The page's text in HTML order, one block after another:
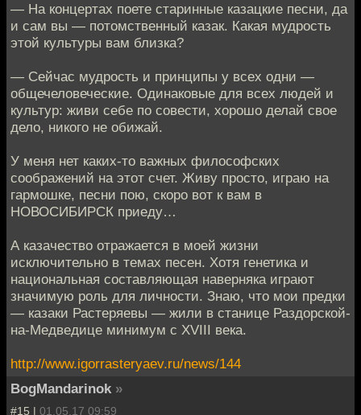
— На концертах поете старинные казацкие песни, да
и сам вы — потомственный казак. Какая мудрость
этой культуры вам близка?
— Сейчас мудрость и принципы у всех одни —
общечеловеческие. Одинаковые для всех людей и
культур: живи себе по совести, хорошо делай свое
дело, никого не обижай.
У меня нет каких-то важных философских
соображений на этот счет. Живу просто, играю на
гармошке, песни пою, скоро вот к вам в
НОВОСИБИРСК приеду…
А казачество отражается в моей жизни
исключительно в темах песен. Хотя генетика и
национальная составляющая наверняка играют
значимую роль для личности. Знаю, что мои предки
— казаки Растеряевы — жили в станице Раздорской-
на-Медведице минимум с XVIII века.
http://www.igorrasteryaev.ru/news/144
BogMandarinok »
#15 | 01.05.17 09:59